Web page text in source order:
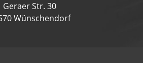
Geraer Str. 30
Wünschendorf